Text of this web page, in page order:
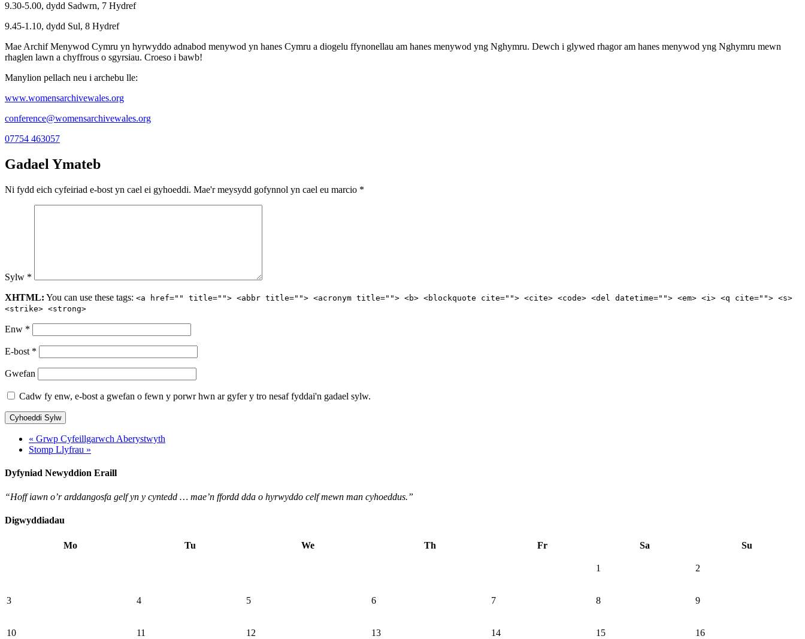
9.30-5.00, dydd Sadwrn, 7 Hydref
9.45-1.10, dydd Sul, 8 Hydref
Mae Archif Menywod Cymru yn hyrwyddo adnabod menywod yn hanes Cymru a diogelu ffynonellau am hanes menywod yng Nghymru. Dewch i glywed rhagor am hanes menywod yng Nghymru mewn
rhaglen lawn a chyffrous o sgyrsiau. Croeso i bawb!
Manylion pellach neu i archebu lle:
www.womensarchivewales.org
conference@womensarchivewales.org
07754 463057
Gadael Ymateb
Ni fydd eich cyfeiriad e-bost yn cael ei gyhoeddi. Mae'r meysydd gofynnol yn cael eu marcio *
Sylw *
XHTML: You can use these tags: <a href="" title=""> <abbr title=""> <acronym title=""> <b> <blockquote cite=""> <cite> <code> <del datetime=""> <em> <i> <q cite=""> <s>
<strike> <strong>
Enw *
E-bost *
Gwefan
Cadw fy enw, e-bost a gwefan o fewn y porwr hwn ar gyfer y tro nesaf fyddai'n gadael sylw.
« Grwp Cyfeillgarwch Aberystwyth
Stomp Llyfrau »
Dyfyniad Newyddion Eraill
“Hoff iawn o’r arddangosfa gelf yn y cyntedd … mae’n ffordd dda o hyrwyddo celf mewn man cyhoeddus.”
Digwyddiadau
Mo Tu We Th Fr Sa Su
1 2
3 4 5 6 7 8 9
10 11 12 13 14 15 16